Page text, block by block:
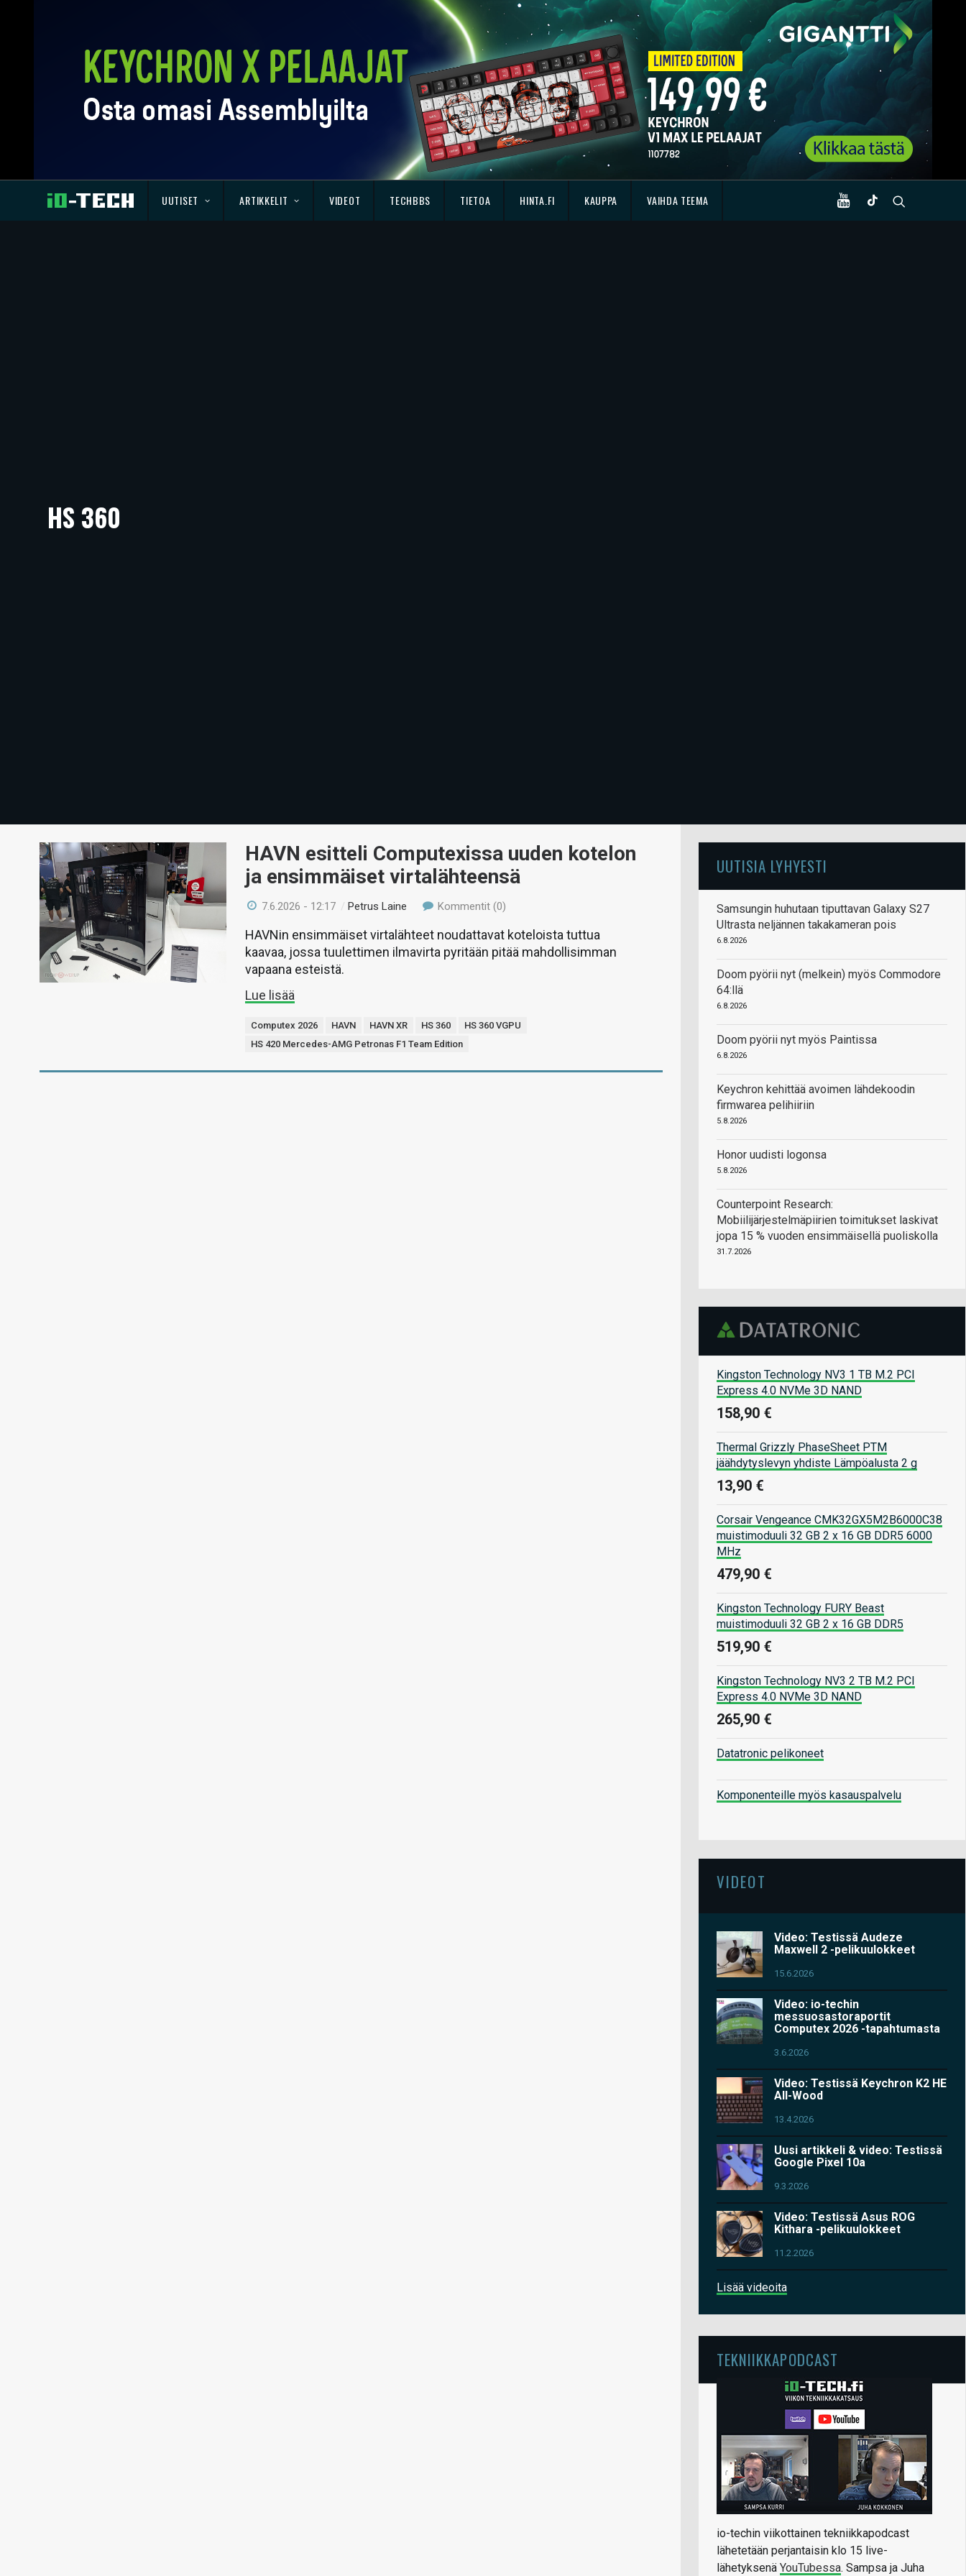
UUTISET ARTIKKELIT VIDEOT TECHBBS TIETOA HINTA.FI KAUPPA VAIHDA TEEMA
HS 360
HAVN esitteli Computexissa uuden kotelon
ja ensimmäiset virtalähteensä
7.6.2026 - 12:17 /Petrus Laine Kommentit (0)
HAVNin ensimmäiset virtalähteet noudattavat koteloista tuttua
kaavaa, jossa tuulettimen ilmavirta pyritään pitää mahdollisimman
vapaana esteistä.
Lue lisää
Computex 2026 HAVN HAVN XR HS 360
HS 360 VGPU
HS 420 Mercedes-AMG Petronas F1 Team Edition
UUTISIA LYHYESTI
Samsungin huhutaan tiputtavan Galaxy S27
Ultrasta neljännen takakameran pois
6.8.2026
Doom pyörii nyt (melkein) myös Commodore
64:llä
6.8.2026
Doom pyörii nyt myös Paintissa
6.8.2026
Keychron kehittää avoimen lähdekoodin
firmwarea pelihiiriin
5.8.2026
Honor uudisti logonsa
5.8.2026
Counterpoint Research:
Mobiilijärjestelmäpiirien toimitukset laskivat
jopa 15 % vuoden ensimmäisellä puoliskolla
31.7.2026
Kingston Technology NV3 1 TB M.2 PCI
Express 4.0 NVMe 3D NAND
158,90 €
Thermal Grizzly PhaseSheet PTM
jäähdytyslevyn yhdiste Lämpöalusta 2 g
13,90 €
Corsair Vengeance CMK32GX5M2B6000C38
muistimoduuli 32 GB 2 x 16 GB DDR5 6000
MHz
479,90 €
Kingston Technology FURY Beast
muistimoduuli 32 GB 2 x 16 GB DDR5
519,90 €
Kingston Technology NV3 2 TB M.2 PCI
Express 4.0 NVMe 3D NAND
265,90 €
Datatronic pelikoneet
Komponenteille myös kasauspalvelu
VIDEOT
Video: Testissä Audeze
Maxwell 2 -pelikuulokkeet
15.6.2026
Video: io-techin
messuosastoraportit
Computex 2026 -tapahtumasta
3.6.2026
Video: Testissä Keychron K2 HE
All-Wood
13.4.2026
Uusi artikkeli & video: Testissä
Google Pixel 10a
9.3.2026
Video: Testissä Asus ROG
Kithara -pelikuulokkeet
11.2.2026
Lisää videoita
TEKNIIKKAPODCAST
io-techin viikottainen tekniikkapodcast
lähetetään perjantaisin klo 15 live-
lähetyksenä YouTubessa. Sampsa ja Juha